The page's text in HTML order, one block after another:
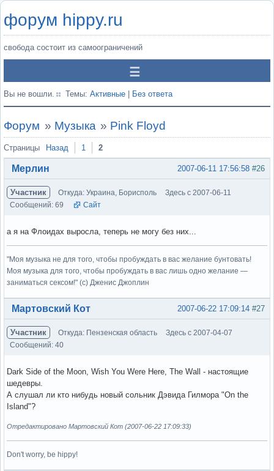
форум hippy.ru
свобода состоит из самоограничений
Вы не вошли. Темы: Активные Без ответа
Форум » Музыка » Pink Floyd
Страницы Назад 1 2
#26
2007-06-11 17:56:58
Мерлин
Участник Откуда: Украина, Борисполь
Здесь с 2007-06-11
Сообщений: 69
Сайт
а я на Флоидах выросла, теперь не могу без них...
"Моя музыка не для того, чтобы пробуждать в вас желание бунтовать!
Моя музыка для того, чтобы пробуждать в вас лишь одно желание —
заниматься сексом!" (с) Дженис Джоплин
Вне форума #27
2007-06-22 17:09:14
Мартовский Кот
Участник Откуда: Пензенская область
Здесь с 2007-04-07
Сообщений: 40
Dark Side of the Moon, Wish You Were Here, The Wall - настоящие
шедевры.
А слушал ли кто нибудь новый сольник Дэвида Гилмора "On the
Island"?
Отредактировано Мартовский Кот (2007-06-22 17:09:33)
Don't worry, be hippy!